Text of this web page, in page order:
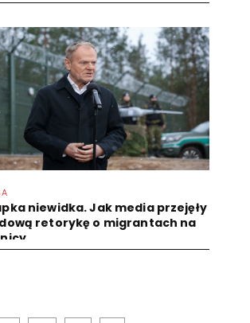
niewidka. Jak media przejęły
retorykę o migrantach na